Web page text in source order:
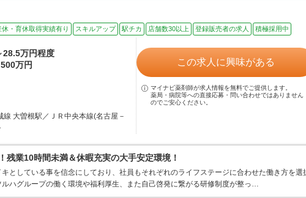
休・育休取得実績有り スキルアップ 駅チカ 店舗数30以上 登録販売者の求人 積極採用中
28.5万円程度
万円
大曽根駅／ＪＲ中央本線(名古屋－
この求人に興味がある
マイナビ薬剤師が求人情報を無料でご提供します。
薬局・病院等への直接応募・問い合わせではありません
のでご安心ください。
残業10時間未満＆休暇充実の大手安定環境！
としている事を信念にしており、社員もそれぞれのライフステージに合わせた働き方を選
ルハグループの働く環境や福利厚生、また自己啓発に繋がる研修制度が整っ…